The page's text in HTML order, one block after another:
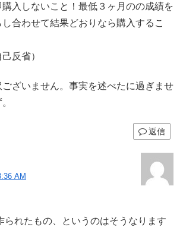
入しないこと！最低３ヶ月のの成績を
合わせて結果どおりなら購入するこ
反省）
ざいません。事実を述べたに過ぎませ
返信
AM
られたもの、というのはそうなります